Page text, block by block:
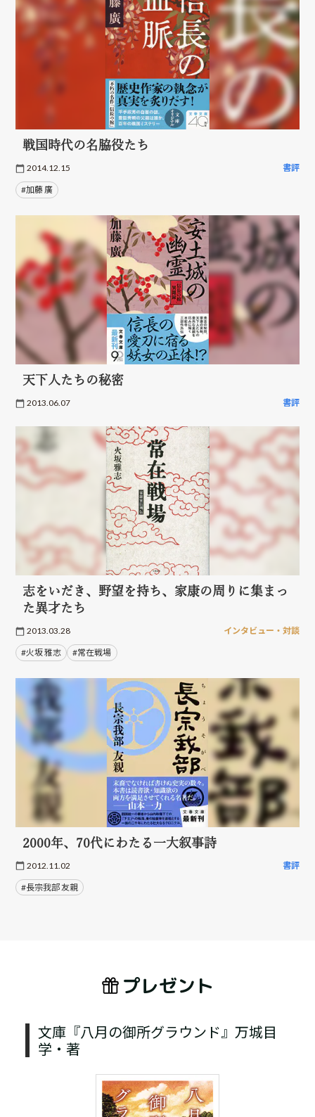
戦国時代の名脇役たち
2014.12.15 書評
#加藤 廣
天下人たちの秘密
2013.06.07 書評
志をいだき、野望を持ち、家康の周りに集まっ
た異才たち
2013.03.28 インタビュー・対談
#火坂 雅志 #常在戦場
2000年、70代にわたる一大叙事詩
2012.11.02 書評
#長宗我部 友親
プレゼント
文庫『八月の御所グラウンド』万城目
学・著